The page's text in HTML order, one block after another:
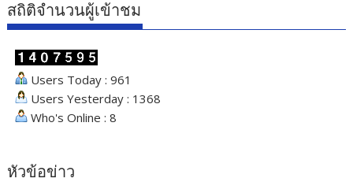
สถิติจำนวนผู้เข้าชม
Users Today : 961
Users Yesterday : 1368
Who's Online : 8
หัวข้อข่าว